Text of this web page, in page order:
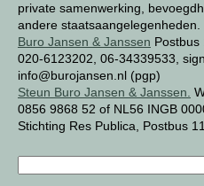
private samenwerking,
andere staatsaangelegenheden.
Buro Jansen & Janssen Postbus
020-6123202, 06-34339533,
info@burojansen.nl (pgp)
Steun Buro Jansen & Janssen.
0856 9868 52 of NL56 INGB
Stichting Res Publica, Postbus